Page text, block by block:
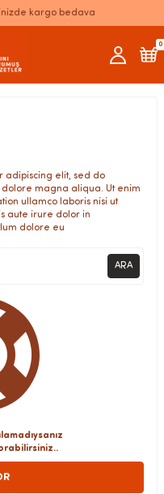
kargo bedava
0
adipiscing elit, sed do
magna aliqua. Ut enim
ullamco laboris nisi ut
aute irure dolor in
dolore eu
ARA